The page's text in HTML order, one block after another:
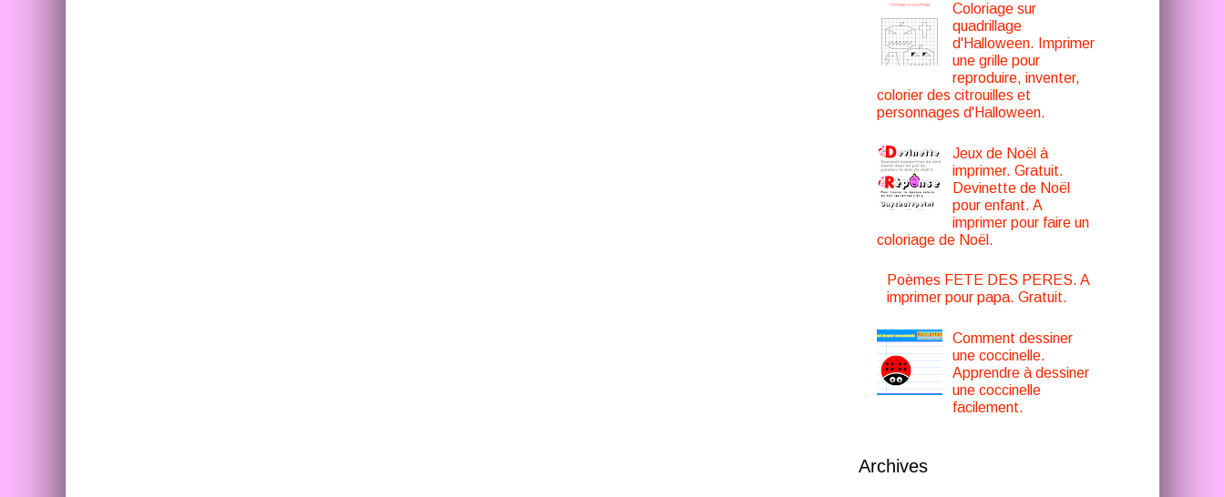
Coloriage sur
quadrillage
d'Halloween. Imprimer
une grille pour
reproduire, inventer,
colorier des citrouilles et
personnages d'Halloween.
Jeux de Noël à
imprimer. Gratuit.
Devinette de Noël
pour enfant. A
imprimer pour faire un
coloriage de Noël.
Poèmes FETE DES PERES. A
imprimer pour papa. Gratuit.
Comment dessiner
une coccinelle.
Apprendre à dessiner
une coccinelle
facilement.
Archives